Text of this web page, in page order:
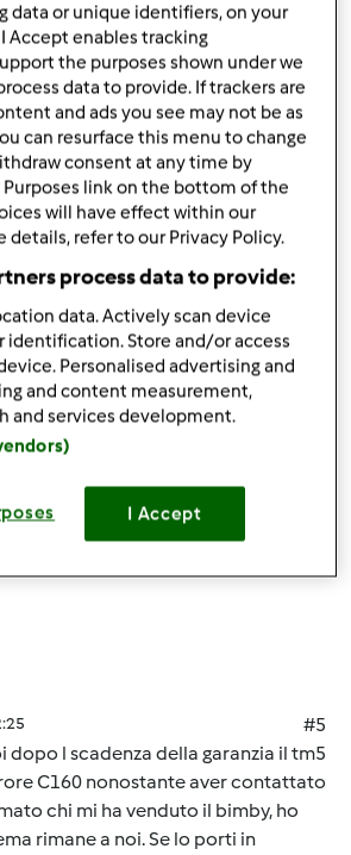
Iscritto : 11.12.2009
il tuo Bimby non sia più in garanzia e
nostra assistenza, ribadiamo che, ai
non è consigliabile agire in autonomia
In cima
#5
dopo l scadenza della garanzia il tm5
C160 nonostante aver contattato
chi mi ha venduto il bimby, ho
rimane a noi. Se lo porti in
data or unique identifiers, on your
Accept enables tracking
the purposes shown under we
data to provide. If trackers are
and ads you see may not be as
can resurface this menu to change
consent at any time by
link on the bottom of the
will have effect within our
details, refer to our Privacy Policy.
process data to provide:
data. Actively scan device
identification. Store and/or access
Personalised advertising and
and content measurement,
and services development.
I Accept